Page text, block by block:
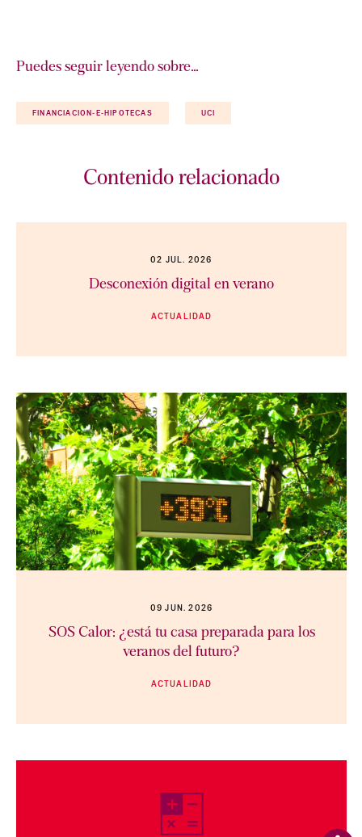
Puedes seguir leyendo sobre…
FINANCIACION-E-HIPOTECAS UCI
Contenido relacionado
02 JUL. 2026
Desconexión digital en verano
ACTUALIDAD
09 JUN. 2026
SOS Calor: ¿está tu casa preparada para los
veranos del futuro?
ACTUALIDAD